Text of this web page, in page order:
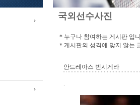
국외선수사진
＊누구나 참여하는 게시판 입
＊게시판의 성격에 맞지 않는
안드레아스 빈시게라
.